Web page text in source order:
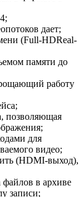
дает;
(Full-HDReal-
памяти до
работу
позволяющая
для
видео;
(HDMI-выход),
в архиве
записи;